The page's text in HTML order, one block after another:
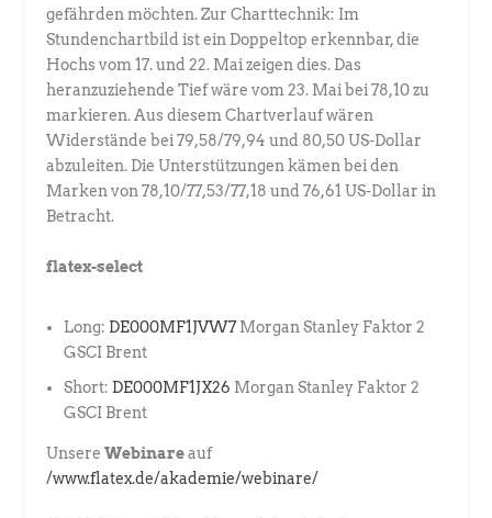
gefährden möchten. Zur Charttechnik: Im
Stundenchartbild ist ein Doppeltop erkennbar, die
Hochs vom 17. und 22. Mai zeigen dies. Das
heranzuziehende Tief wäre vom 23. Mai bei 78,10 zu
markieren. Aus diesem Chartverlauf wären
Widerstände bei 79,58/79,94 und 80,50 US-Dollar
abzuleiten. Die Unterstützungen kämen bei den
Marken von 78,10/77,53/77,18 und 76,61 US-Dollar in
Betracht.
flatex-select
Long: DE000MF1JVW7 Morgan Stanley Faktor 2
GSCI Brent
Short: DE000MF1JX26 Morgan Stanley Faktor 2
GSCI Brent
UnsereWebinareauf
/www.flatex.de/akademie/webinare/